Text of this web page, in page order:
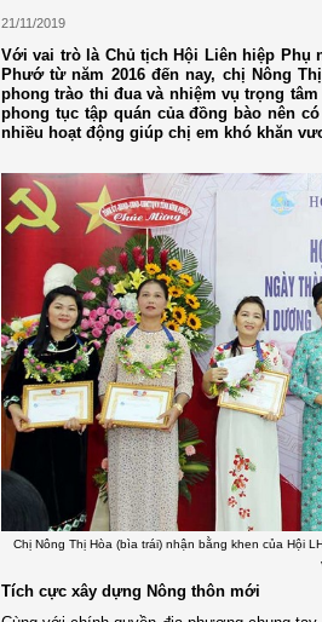
21/11/2019
Với vai trò là Chủ tịch Hội Liên hiệp Phụ
Phướ từ năm 2016 đến nay, chị Nông
phong trào thi đua và nhiệm vụ trọng
phong tục tập quán của đồng bào nên
nhiều hoạt động giúp chị em khó khăn
Chị Nông Thị Hòa (bìa trái) nhận bằng khen của Hội
Tích cực xây dựng Nông thôn mới